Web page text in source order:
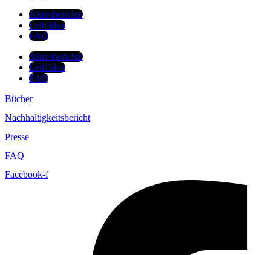
Jahresberichte
Leitfäden
FAQ
Jahresberichte
Leitfäden
FAQ
Bücher
Nachhaltigkeitsbericht
Presse
FAQ
Facebook-f